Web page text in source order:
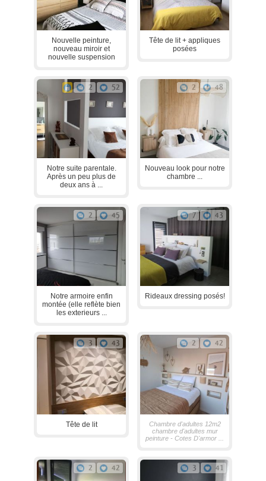
Nouvelle peinture,
nouveau miroir et
nouvelle suspension
Tête de lit + appliques
posées
2 52
Notre suite parentale.
Après un peu plus de
deux ans à ...
2 48
Nouveau look pour notre
chambre ...
2 45
Notre armoire enfin
montée (elle reflète bien
les exterieurs ...
7 43
Rideaux dressing posés!
3 43
Tête de lit
2 42
Chambre d'adultes 12m2
chambre d'adultes mur
peinture - Cotes D'armor ...
2 42 3 41